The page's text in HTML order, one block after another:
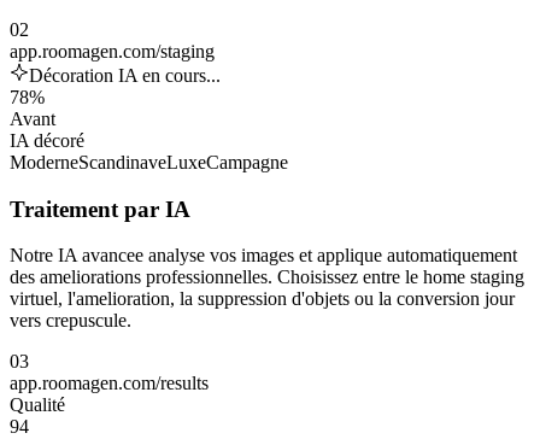
02
app.roomagen.com/staging
Décoration IA en cours...
78%
Avant
IA décoré
ModerneScandinaveLuxeCampagne
Traitement par IA
Notre IA avancee analyse vos images et applique automatiquement
des ameliorations professionnelles. Choisissez entre le home staging
virtuel, l'amelioration, la suppression d'objets ou la conversion jour
vers crepuscule.
03
app.roomagen.com/results
Qualité
94